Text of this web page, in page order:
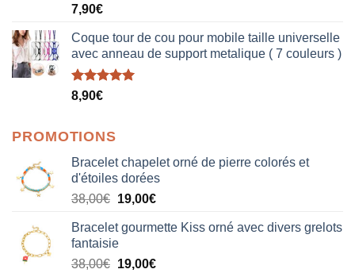
Note5.00
7,90€
Coque tour de cou pour mobile taille universelle
avec anneau de support metalique ( 7 couleurs )
Note5.00
8,90€
PROMOTIONS
Bracelet chapelet orné de pierre colorés et
d'étoiles dorées
38,00€ Le
initial
était :
38,00€.
19,00€Le
actuel
19,00€.
Bracelet gourmette Kiss orné avec divers grelots
fantaisie
38,00€ Le
19,00€Le